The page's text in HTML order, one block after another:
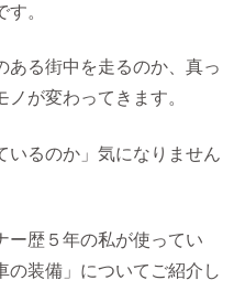
。
ある街中を走るのか、真っ
が変わってきます。
いるのか」気になりません
ー歴５年の私が使ってい
の装備」についてご紹介し